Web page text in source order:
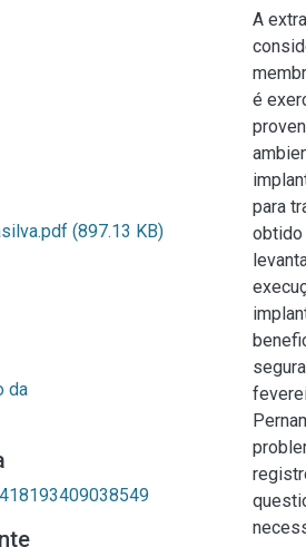
(897.13 KB)
da
A
é
para
obtido